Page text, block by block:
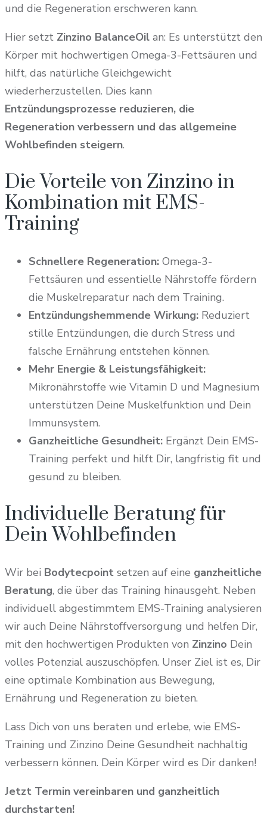
und die Regeneration erschweren kann.
Hier setzt Zinzino BalanceOil an: Es unterstützt den
Körper mit hochwertigen Omega-3-Fettsäuren und
hilft, das natürliche Gleichgewicht
wiederherzustellen. Dies kann
Entzündungsprozesse reduzieren, die
Regeneration verbessern und das allgemeine
Wohlbefinden steigern.
Die Vorteile von Zinzino in
Kombination mit EMS-
Training
Schnellere Regeneration: Omega-3-
Fettsäuren und essentielle Nährstoffe fördern
die Muskelreparatur nach dem Training.
Entzündungshemmende Wirkung: Reduziert
stille Entzündungen, die durch Stress und
falsche Ernährung entstehen können.
Mehr Energie & Leistungsfähigkeit:
Mikronährstoffe wie Vitamin D und Magnesium
unterstützen Deine Muskelfunktion und Dein
Immunsystem.
Ganzheitliche Gesundheit: Ergänzt Dein EMS-
Training perfekt und hilft Dir, langfristig fit und
gesund zu bleiben.
Individuelle Beratung für
Dein Wohlbefinden
Wir bei Bodytecpoint setzen auf eine ganzheitliche
Beratung, die über das Training hinausgeht. Neben
individuell abgestimmtem EMS-Training analysieren
wir auch Deine Nährstoffversorgung und helfen Dir,
mit den hochwertigen Produkten von Zinzino Dein
volles Potenzial auszuschöpfen. Unser Ziel ist es, Dir
eine optimale Kombination aus Bewegung,
Ernährung und Regeneration zu bieten.
Lass Dich von uns beraten und erlebe, wie EMS-
Training und Zinzino Deine Gesundheit nachhaltig
verbessern können. Dein Körper wird es Dir danken!
Jetzt Termin vereinbaren und ganzheitlich
durchstarten!